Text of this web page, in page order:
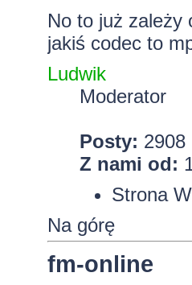
No to już zależy
jakiś codec to
Ludwik
Moderator
Posty: 2908
Z nami od:
Strona
Na górę
fm-online